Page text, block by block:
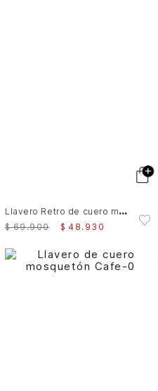
L
lavero Retro de cuero mosquetón Negro
$ 69.900 $ 48 . 930